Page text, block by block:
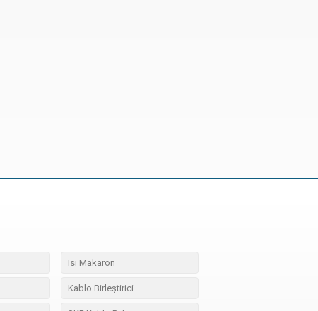
Isı Makaron
Kablo Birleştirici